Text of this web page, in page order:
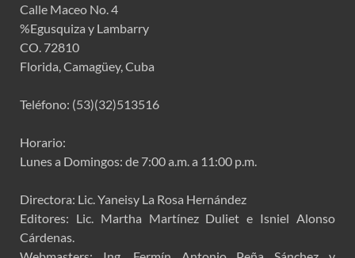
Calle Maceo No. 4
%Egusquiza y Lambarry
CO. 72810
Florida, Camagüey, Cuba
Teléfono: (53)(32)513516
Horario:
Lunes a Domingos: de 7:00 a.m. a 11:00 p.m.
Directora: Lic. Yaneisy La Rosa Hernández
Editores: Lic. Martha Martínez Duliet e Isniel Alonso
Cárdenas.